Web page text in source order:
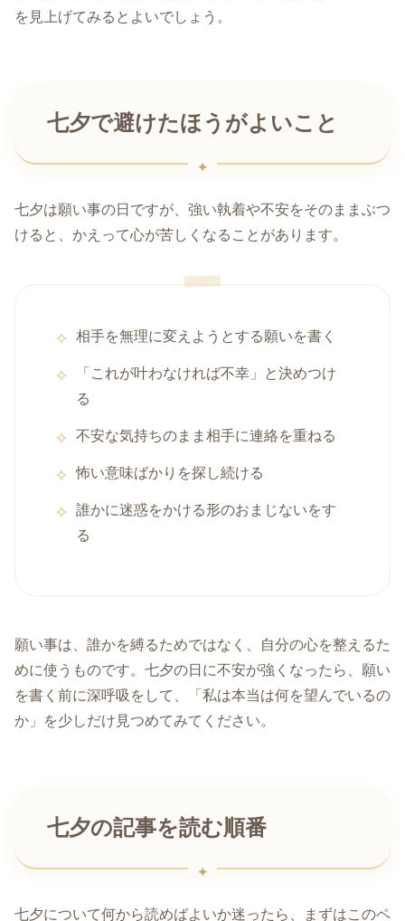
を見上げてみるとよいでしょう。
七夕で避けたほうがよいこと
七夕は願い事の日ですが、強い執着や不安をそのままぶつ
けると、かえって心が苦しくなることがあります。
相手を無理に変えようとする願いを書く
「これが叶わなければ不幸」と決めつけ
る
不安な気持ちのまま相手に連絡を重ねる
怖い意味ばかりを探し続ける
誰かに迷惑をかける形のおまじないをす
る
願い事は、誰かを縛るためではなく、自分の心を整えるた
めに使うものです。七夕の日に不安が強くなったら、願い
を書く前に深呼吸をして、「私は本当は何を望んでいるの
か」を少しだけ見つめてみてください。
七夕の記事を読む順番
七夕について何から読めばよいか迷ったら、まずはこのペ